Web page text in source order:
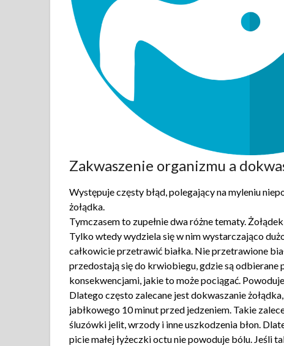
Zakwaszenie organizmu a
Występuje częsty błąd, polegający na myleniu
żołądka.
Tymczasem to zupełnie dwa różne tematy.
Tylko wtedy wydziela się w nim wystarczająco
całkowicie przetrawić białka. Nie przetrawione
przedostają się do krwiobiegu, gdzie są odbierane
konsekwencjami, jakie to może pociągać.
Dlatego często zalecane jest dokwaszanie
jabłkowego 10 minut przed jedzeniem. Takie
śluzówki jelit, wrzody i inne uszkodzenia błon.
picie małej łyżeczki octu nie powoduje bólu. Jeśli